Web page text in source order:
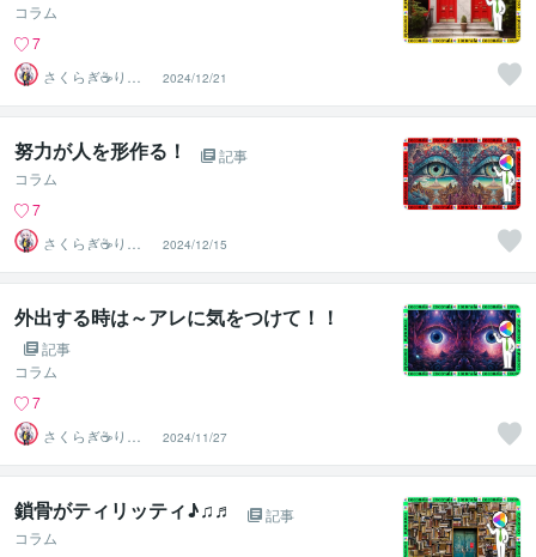
コラム
7
さくらぎ☕りょ
う⛎癒やし電話
相談サロン
2024/12/21
努力が人を形作る！
記事
コラム
7
さくらぎ☕りょ
う⛎癒やし電話
相談サロン
2024/12/15
外出する時は～アレに気をつけて！！
記事
コラム
7
さくらぎ☕りょ
う⛎癒やし電話
相談サロン
2024/11/27
鎖骨がティリッティ♪♫♬
記事
コラム